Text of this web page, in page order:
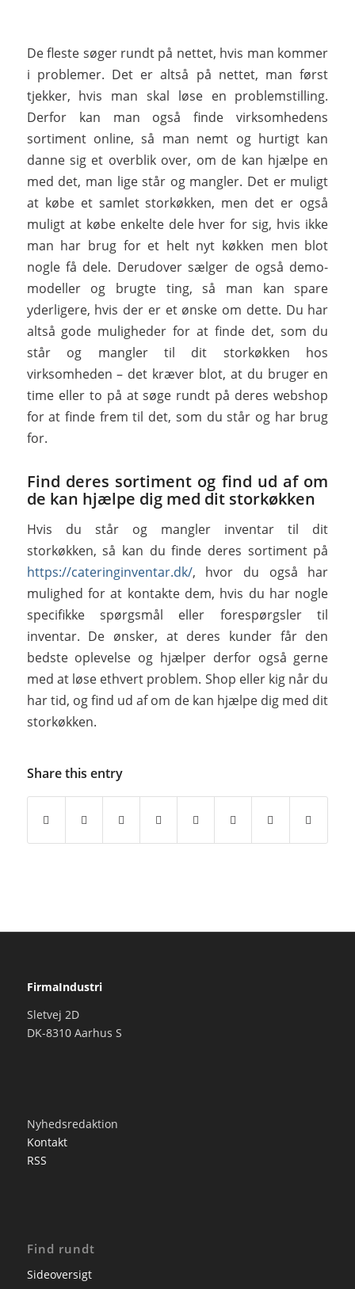
De fleste søger rundt på nettet, hvis man kommer
i problemer. Det er altså på nettet, man først
tjekker, hvis man skal løse en problemstilling.
Derfor kan man også finde virksomhedens
sortiment online, så man nemt og hurtigt kan
danne sig et overblik over, om de kan hjælpe en
med det, man lige står og mangler. Det er muligt
at købe et samlet storkøkken, men det er også
muligt at købe enkelte dele hver for sig, hvis ikke
man har brug for et helt nyt køkken men blot
nogle få dele. Derudover sælger de også demo-
modeller og brugte ting, så man kan spare
yderligere, hvis der er et ønske om dette. Du har
altså gode muligheder for at finde det, som du
står og mangler til dit storkøkken hos
virksomheden – det kræver blot, at du bruger en
time eller to på at søge rundt på deres webshop
for at finde frem til det, som du står og har brug
for.
Find deres sortiment og find ud af om
de kan hjælpe dig med dit storkøkken
Hvis du står og mangler inventar til dit
storkøkken, så kan du finde deres sortiment på
https://cateringinventar.dk/, hvor du også har
mulighed for at kontakte dem, hvis du har nogle
specifikke spørgsmål eller forespørgsler til
inventar. De ønsker, at deres kunder får den
bedste oplevelse og hjælper derfor også gerne
med at løse ethvert problem. Shop eller kig når du
har tid, og find ud af om de kan hjælpe dig med dit
storkøkken.
Share this entry
FirmaIndustri
Sletvej 2D
DK-8310 Aarhus S
Nyhedsredaktion
Kontakt
RSS
Find rundt
Sideoversigt